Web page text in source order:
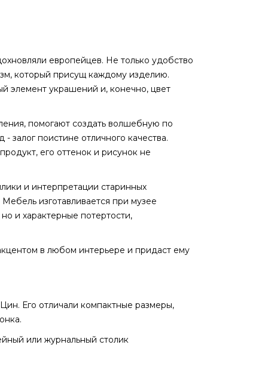
европейцев. Не только удобство
который присущ каждому изделию.
элемент украшений и, конечно, цвет
помогают создать волшебную по
залог поистине отличного качества.
его оттенок и рисунок не
и интерпретации старинных
изготавливается при музее
и характерные потертости,
в любом интерьере и придаст ему
Его отличали компактные размеры,
или журнальный столик